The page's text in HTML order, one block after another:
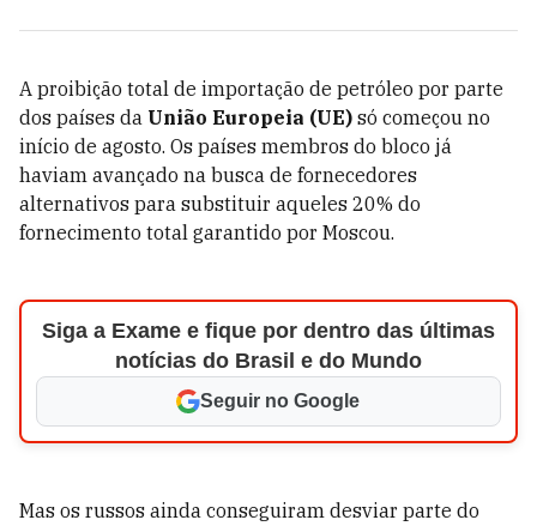
A proibição total de importação de petróleo por parte
dos países da União Europeia (UE) só começou no
início de agosto. Os países membros do bloco já
haviam avançado na busca de fornecedores
alternativos para substituir aqueles 20% do
fornecimento total garantido por Moscou.
Siga a Exame e fique por dentro das últimas
notícias do Brasil e do Mundo
Seguir no Google
Mas os russos ainda conseguiram desviar parte do